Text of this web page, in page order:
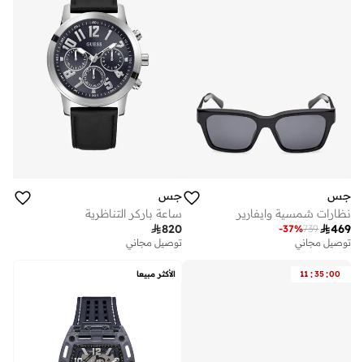
جس
نظارات شمسية وايفارير
469
739
-37%
توصيل مجاني
جس
ساعة باركر التناظرية
820
توصيل مجاني
11 :35:00 الأكثر مبيعا